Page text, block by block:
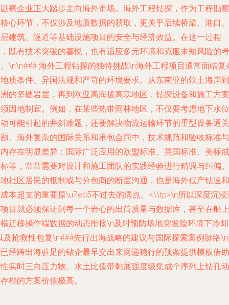
察企业正大踏步走向海外市场。海外工程钻探，作为工程勘察
心环节，不仅涉及地质数据的获取，更关乎后续桥梁、港口、
建筑、隧道等基础设施项目的安全与经济效益。在这一过程
既有技术突破的喜悦，也有适应多元环境和克服未知风险的考
\n\n### 海外工程钻探的独特挑战\n海外工程项目通常面临复
质条件、异国法规和严苛的环境要求。从东南亚的软土海岸到
的坚硬岩层，再到欧亚高海拔高寒地区，钻探设备和施工方案
因地制宜。例如，在某些热带雨林地区，不仅要考虑地下水位
可能引起的井斜难题，还要解决物流运输环节的重型设备通关
。海外复杂的国际关系和承包合同中，技术规范和验收标准与
存在明显差异：国际广泛应用的欧盟标准、英国标准、美标或
等，常常需要对设计和施工团队的实践经验进行精调与纠偏。
社区居民的抵制或与分包商的断层沟通，也是海外低产钻速和
本超支的重要原\u7ed5不过去的痛点。<\\tp>\n所以深度沉浸
目就必须保证到每一个岩心的出筒质量与数据库，甚至在船上
迁移操作端数据的动态衔接\n及时预防场地突发险环境下冷
及抢救性包复\n###先行出海战略的建议与国际探索案例脉络
经跨出海驻足的钻企最早交出来两递稳行的预案提供模板借助
实时三向压力物、水土比值带黏展强度级集成个序列上钻孔动
档的方案价值极高。